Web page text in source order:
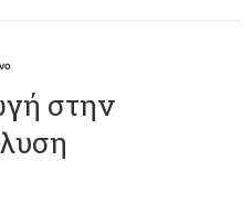
στην